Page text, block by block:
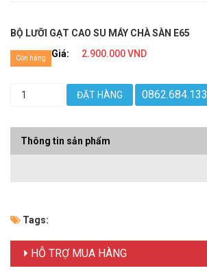
BỘ LƯỠI GẠT CAO SU MÁY CHÀ SÀN E65
Giá:
2.900.000 VND
Còn hàng
ĐẶT HÀNG 0862.684.133
Thông tin sản phẩm
Tags:
HỖ TRỢ MUA HÀNG